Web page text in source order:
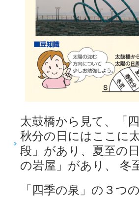
太鼓橋から見て、「
秋分の日にはここに
段」があり、夏至の
の岩屋」があり、 冬
「四季の泉」の３つ